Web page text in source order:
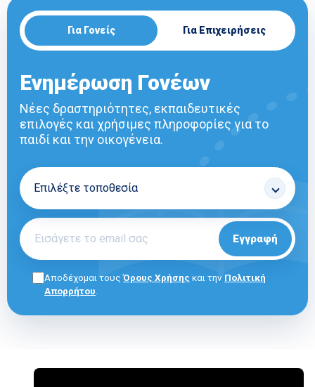
Για Γονείς Για Επιχειρήσεις
Ενημέρωση Γονέων
Νέες δραστηριότητες, εκπαιδευτικές
επιλογές και χρήσιμες πληροφορίες για το
παιδί και την οικογένεια.
Εγγραφή
Αποδέχομαι τουςΌρους Χρήσης και την Πολιτική
Απορρήτου